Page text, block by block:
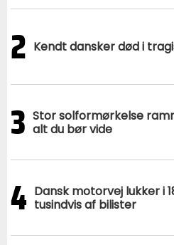
2 Kendt dansker død i
3 Stor solformørkelse
alt du bør vide
4 Dansk motorvej lukker i
tusindvis af bilister